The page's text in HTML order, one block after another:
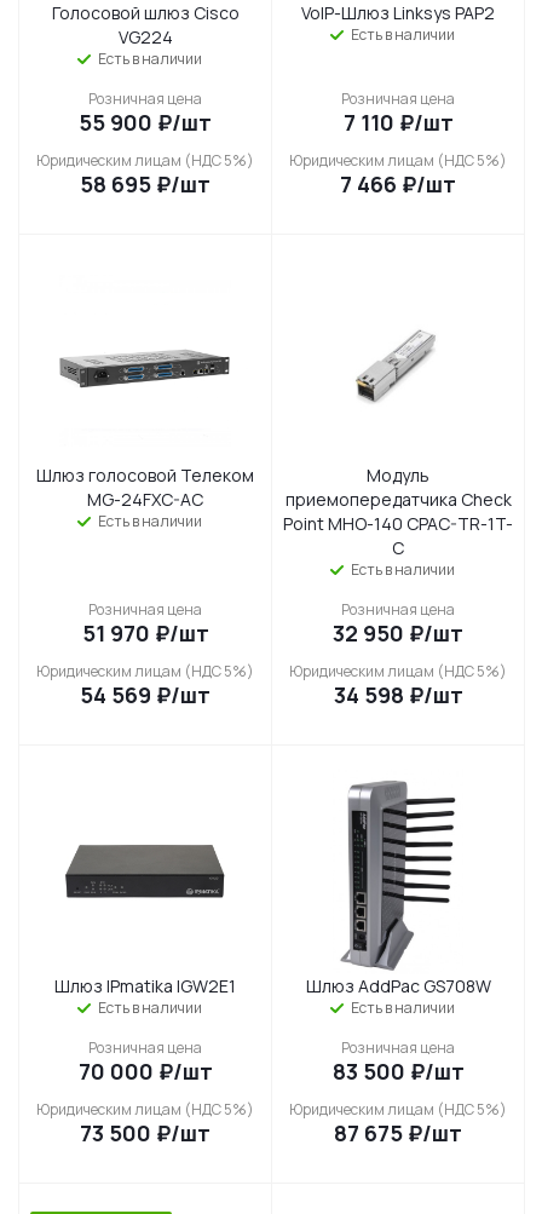
Голосовой шлюз Cisco
VG224
Есть в наличии
Розничная цена
55 900 ₽/шт
Юридическим лицам (НДС 5%)
58 695 ₽/шт
VoIP-Шлюз Linksys PAP2
Есть в наличии
Розничная цена
7 110 ₽/шт
Юридическим лицам (НДС 5%)
7 466 ₽/шт
Шлюз голосовой Телеком
MG-24FXC-AC
Есть в наличии
Розничная цена
51 970 ₽/шт
Юридическим лицам (НДС 5%)
54 569 ₽/шт
Модуль
приемопередатчика Check
Point MHO-140 CPAC-TR-1T-
C
Есть в наличии
Розничная цена
32 950 ₽/шт
Юридическим лицам (НДС 5%)
34 598 ₽/шт
Шлюз IPmatika IGW2E1
Есть в наличии
Розничная цена
70 000 ₽/шт
Юридическим лицам (НДС 5%)
73 500 ₽/шт
Шлюз AddPac GS708W
Есть в наличии
Розничная цена
83 500 ₽/шт
Юридическим лицам (НДС 5%)
87 675 ₽/шт